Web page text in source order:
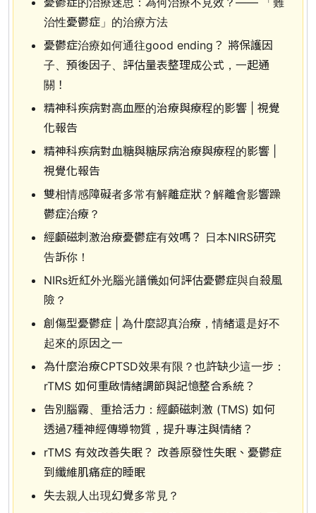
治性憂鬱症」的治療方法
憂鬱症治療如何通往good ending？ 將保護因
子、預後因子、評估量表整理成公式，一起通
關！
精神科疾病對高血壓的治療與療程的影響 | 視覺
化報告
精神科疾病對血糖與糖尿病治療與療程的影響 |
視覺化報告
雙相情感障礙者多常有解離症狀？解離會影響躁
鬱症治療？
經顱磁刺激治療憂鬱症有效嗎？ 日本NIRS研究
告訴你！
NIRs近紅外光腦光譜儀如何評估憂鬱症與自殺風
險？
創傷型憂鬱症 | 為什麼認真治療，情緒還是好不
起來的原因之一
為什麼治療CPTSD效果有限？也許缺少這一步：
rTMS 如何重啟情緒調節與記憶整合系統？
告別腦霧、重拾活力：經顱磁刺激 (TMS) 如何
透過7種神經傳導物質，提升專注與情緒？
rTMS 有效改善失眠？ 改善原發性失眠、憂鬱症
到纖維肌痛症的睡眠
失去親人出現幻覺多常見？